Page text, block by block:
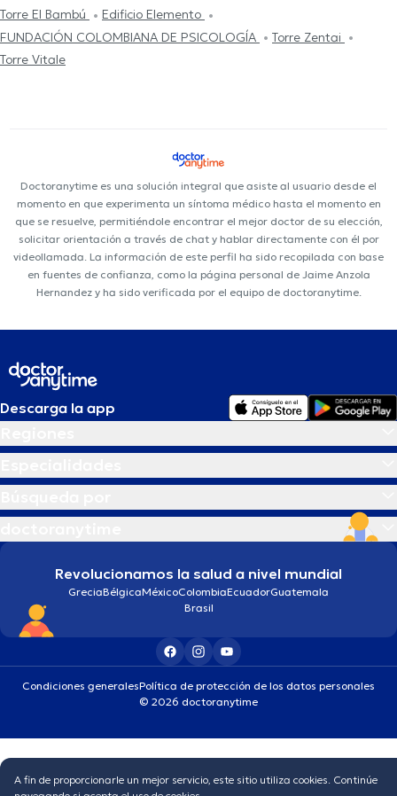
Torre El Bambú
Edificio Elemento
FUNDACIÓN COLOMBIANA DE PSICOLOGÍA
Torre Zentai
Torre Vitale
Doctoranytime es una solución integral que asiste al usuario desde el
momento en que experimenta un síntoma médico hasta el momento en
que se resuelve, permitiéndole encontrar el mejor doctor de su elección,
solicitar orientación a través de chat y hablar directamente con él por
videollamada. La información de este perfil ha sido recopilada con base
en fuentes de confianza, como la página personal de Jaime Anzola
Hernandez y ha sido verificada por el equipo de doctoranytime.
Descarga la app
Revolucionamos la salud a nivel mundial
GreciaBélgicaMéxicoColombiaEcuadorGuatemala
Brasil
Condiciones generalesPolítica de protección de los datos personales
© 2026 doctoranytime
A fin de proporcionarle un mejor servicio, este sitio utiliza cookies. Continúe